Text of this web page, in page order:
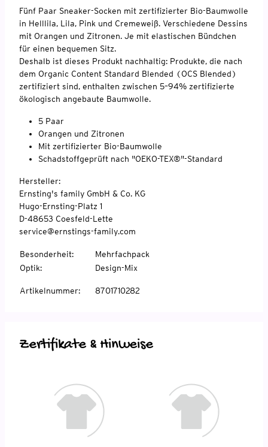
Fünf Paar Sneaker-Socken mit zertifizierter Bio-Baumwolle
in Helllila, Lila, Pink und Cremeweiß. Verschiedene Dessins
mit Orangen und Zitronen. Je mit elastischen Bündchen
für einen bequemen Sitz.
Deshalb ist dieses Produkt nachhaltig: Produkte, die nach
dem Organic Content Standard Blended (OCS Blended)
zertifiziert sind, enthalten zwischen 5–94% zertifizierte
ökologisch angebaute Baumwolle.
5 Paar
Orangen und Zitronen
Mit zertifizierter Bio-Baumwolle
Schadstoffgeprüft nach "OEKO-TEX®"-Standard
Hersteller:
Ernsting's family GmbH & Co. KG
Hugo-Ernsting-Platz 1
D-48653 Coesfeld-Lette
service@ernstings-family.com
Besonderheit:
Mehrfachpack
Optik: Design-Mix
Artikelnummer: 8701710282
Zertifikate & Hinweise